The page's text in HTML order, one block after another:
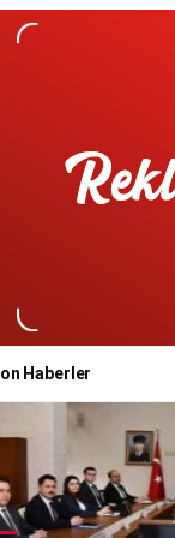
Haberler